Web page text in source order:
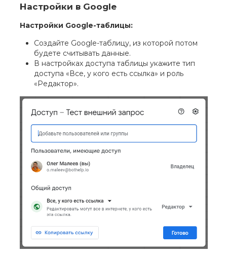
Настройки в Google
Настройки Google-таблицы:
Создайте Google-таблицу, из которой потом
будете считывать данные.
В настройках доступа таблицы укажите тип
доступа «Все, у кого есть ссылка» и роль
«Редактор».